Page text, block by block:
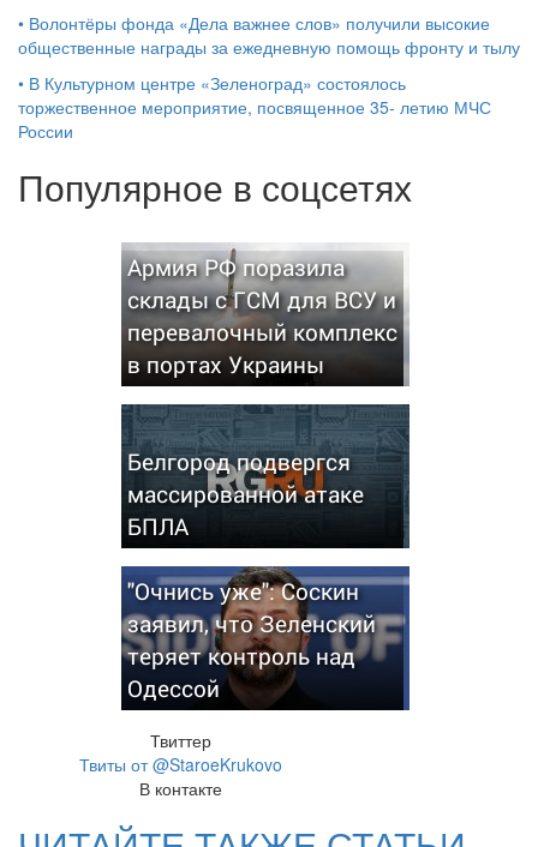
• Волонтёры фонда «Дела важнее слов» получили высокие
общественные награды за ежедневную помощь фронту и тылу
• В Культурном центре «Зеленоград» состоялось
торжественное мероприятие, посвященное 35- летию МЧС
России
Популярное в соцсетях
Армия РФ поразила
склады с ГСМ для ВСУ и
перевалочный комплекс
в портах Украины
Белгород подвергся
массированной атаке
БПЛА
"Очнись уже": Соскин
заявил, что Зеленский
теряет контроль над
Одессой
Твиттер
Твиты от @StaroeKrukovo
В контакте